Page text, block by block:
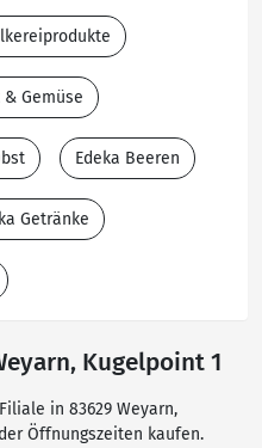
& Gemüse
Edeka Beeren
Getränke
Kugelpoint 1
in 83629 Weyarn,
Öffnungszeiten kaufen.